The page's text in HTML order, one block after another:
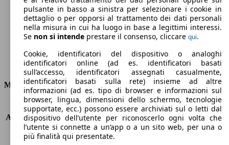
Consumi
Motore e Prestazioni
KW (PS)
147 kW (200 PS)
Accelerazione (0-100 km/h)
8.7s
Velocità massima (km/h)
203 km/h
Numero di marce
9
pulsante in basso a sinistra per selezionare i cookie in
dettaglio o per opporsi al trattamento dei dati personali
nella misura in cui ha luogo in base a legittimi interessi.
Se non si intende prestare il consenso, cliccare qui.
Cookie, identificatori del dispositivo o analoghi
identificatori online (ad es. identificatori basati
sull’accesso, identificatori assegnati casualmente,
identificatori basati sulla rete) insieme ad altre
informazioni (ad es. tipo di browser e informazioni sul
browser, lingua, dimensioni dello schermo, tecnologie
supportate, ecc.) possono essere archiviati sul o letti dal
dispositivo dell’utente per riconoscerlo ogni volta che
l’utente si connette a un’app o a un sito web, per una o
più finalità qui presentate.